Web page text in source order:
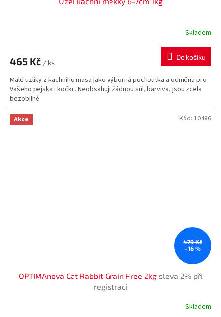
Skladem
465 Kč / ks
Do košíku
Malé uzlíky z kachního masa jako výborná pochoutka a odměna pro
Vašeho pejska i kočku. Neobsahují žádnou sůl, barviva, jsou zcela
bezobilné
Akce
479 Kč
–16 %
OPTIMAnova Cat Rabbit Grain Free 2kg sleva 2% při
registraci
Skladem
Kód: 10486